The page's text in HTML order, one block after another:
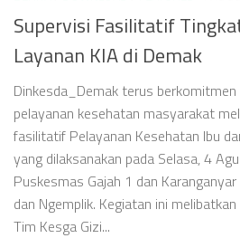
Supervisi Fasilitatif
Layanan KIA di Demak
Dinkesda_Demak terus
pelayanan kesehatan masyarakat
fasilitatif Pelayanan Kesehatan Ibu
yang dilaksanakan pada Selasa, 4
Puskesmas Gajah 1 dan
dan Ngemplik. Kegiatan ini
Tim Kesga Gizi...